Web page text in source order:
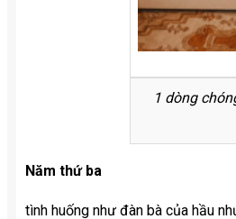
1 dòng
Năm thứ ba
tình huống như đàn bà của hầu